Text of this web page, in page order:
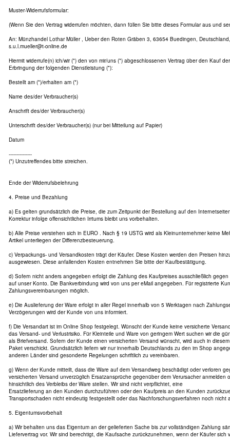
Muster-Widerrufsformular:
(Wenn Sie den Vertrag widerrufen möchten, dann füllen Sie bitte dieses Formular aus und
An: Münzhandel Lothar Müller , Ueber den Roten Gräben 3, 63654 Buedingen,
s.u.l.mueller@t-online.de
Hiermit widerrufe(n) ich/wir (*) den von mir/uns (*) abgeschlossenen Vertrag über den Kauf
Erbringung der folgenden Dienstleistung (*):
Bestellt am (*)/erhalten am (*)
Name des/der Verbraucher(s)
Anschrift des/der Verbraucher(s)
Unterschrift des/der Verbraucher(s) (nur bei Mitteilung auf Papier)
Datum
---------------
(*) Unzutreffendes bitte streichen.
Ende der Widerrufsbelehrung
4. Preise und Bezahlung
a) Es gelten grundsätzlich die Preise, die zum Zeitpunkt der Bestellung auf den
Korrektur infolge offensichtlichen Irrtums bleibt uns vorbehalten.
b) Alle Preise verstehen sich in EURO . Nach § 19 USTG wird als Kleinunternehmer keine
Artikel unterliegen der Differenzbesteuerung.
c) Verpackungs- und Versandkosten trägt der Käufer. Diese Kosten werden den Preisen
ausgewiesen. Diese anfallenden Kosten entnehmen Sie bitte der Kaufbestätigung.
d) Sofern nicht anders angegeben erfolgt die Zahlung des Kaufpreises ausschließlich gegen
auf unser Konto. Die Bankverbindung wird von uns per eMail angegeben. Für registrierte
Zahlungsvereinbarungen möglich.
e) Die Auslieferung der Ware erfolgt in aller Regel innerhalb von 5 Werktagen nach
Verzögerungen wird der Kunde von uns informiert.
f) Die Versandart ist im Online Shop festgelegt. Wünscht der Kunde keine versicherte
das Versand- und Verlustrisiko. Für Kleinteile und Ware von geringem Wert suchen wir die
als Briefversand. Sofern der Kunde einen versicherten Versand wünscht, wird auch in
Paket verschickt. Grundsätzlich liefern wir nur innerhalb Deutschlands zu den im Shop
anderen Länder sind gesonderte Regelungen schriftlich zu vereinbaren.
g) Wenn der Kunde mitteilt, dass die Ware auf dem Versandweg beschädigt oder verloren
versicherten Versand unverzüglich Ersatzansprüche gegenüber dem Verursacher anmelden
hinsichtlich des Verbleibs der Ware stellen. Wir sind nicht verpflichtet, eine
Ersatzlieferung an den Kunden durchzuführen oder den Kaufpreis an den Kunden
Transportschaden nicht eindeutig festgestellt oder das Nachforschungsverfahren noch nicht
5. Eigentumsvorbehalt
a) Wir behalten uns das Eigentum an der gelieferten Sache bis zur vollständigen Zahlung
Liefervertrag vor. Wir sind berechtigt, die Kaufsache zurückzunehmen, wenn der Käufer sich